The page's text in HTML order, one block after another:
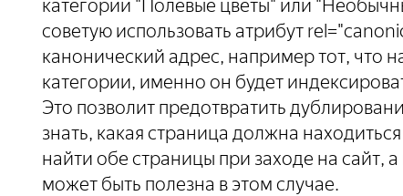
советую использовать атрибут
канонический адрес, например тот, что
категории, именно он будет
Это позволит предотвратить
знать, какая страница должна
найти обе страницы при заходе на сайт,
может быть полезна в этом случае.